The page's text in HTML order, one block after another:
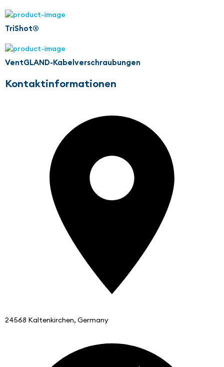
TriShot®
VentGLAND-Kabelverschraubungen
Kontaktinformationen
24568 Kaltenkirchen, Germany